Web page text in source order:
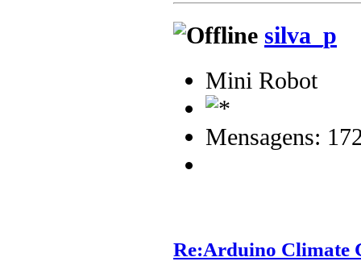
silva_p
Mini Robot
Mensagens:
Re:Arduino Climate